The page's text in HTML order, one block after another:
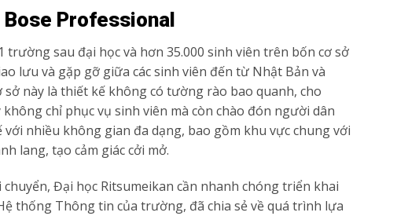
Bose Professional
sau đại học và hơn 35.000 sinh viên trên bốn cơ sở
lưu và gặp gỡ giữa các sinh viên đến từ Nhật Bản và
này là thiết kế không có tường rào bao quanh, cho
chỉ phục vụ sinh viên mà còn chào đón người dân
nhiều không gian đa dạng, bao gồm khu vực chung với
lang, tạo cảm giác cởi mở.
Đại học Ritsumeikan cần nhanh chóng triển khai
thống Thông tin của trường, đã chia sẻ về quá trình lựa